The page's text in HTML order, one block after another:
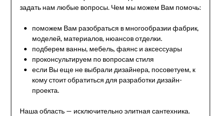
задать нам любые вопросы. Чем мы можем Вам помочь:
поможем Вам разобраться в многообразии фабрик,
моделей, материалов, нюансов отделки.
подберем ванны, мебель, фаянс и аксессуары
проконсультируем по вопросам стиля
если Вы еще не выбрали дизайнера, посоветуем, к
кому стоит обратиться для разработки дизайн-
проекта.
Наша область — исключительно элитная сантехника.